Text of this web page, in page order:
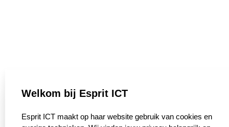
Welkom bij Esprit ICT
select language
Esprit ICT maakt op haar website gebruik van cookies en